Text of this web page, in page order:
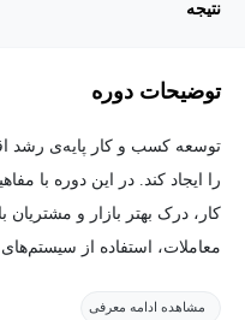
نتیجه
توضیحات دوره
توسعه کسب و کار پایه‌ی رشد
را ایجاد کند. در این دوره با
کار، درک بهتر بازار و مشتریان
معاملات، استفاده از
مشاهده ادامه معرفی